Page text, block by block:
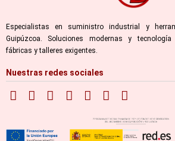
Especialistas en suministro industrial y
Guipúzcoa. Soluciones modernas y
fábricas y talleres exigentes.
Nuestras redes sociales